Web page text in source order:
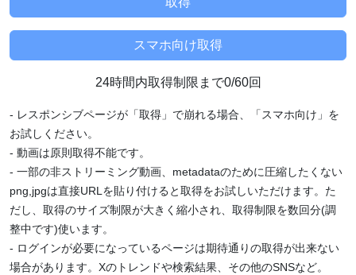
24時間内取得制限まで0/60回
- レスポンシブページが「取得」で崩れる場合、「スマホ向け」を
お試しください。
- 動画は原則取得不能です。
- 一部の非ストリーミング動画、metadataのために圧縮したくない
png,jpgは直接URLを貼り付けると取得をお試しいただけます。た
だし、取得のサイズ制限が大きく縮小され、取得制限を数回分(調
整中です)使います。
- ログインが必要になっているページは期待通りの取得が出来ない
場合があります。Xのトレンドや検索結果、その他のSNSなど。